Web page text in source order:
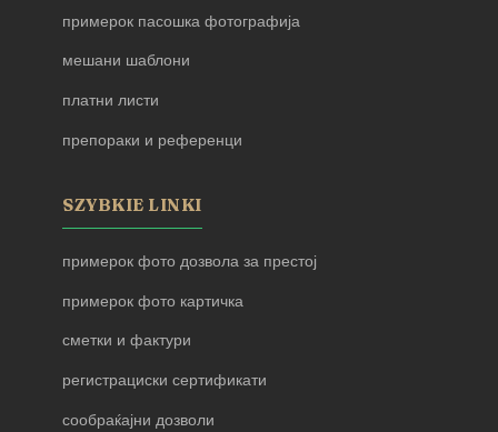
примерок пасошка фотографија
мешани шаблони
платни листи
препораки и референци
SZYBKIE LINKI
примерок фото дозвола за престој
примерок фото картичка
сметки и фактури
регистрациски сертификати
сообраќајни дозволи